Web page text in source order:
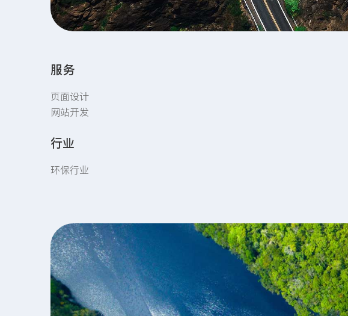
服务
页面设计
网站开发
行业
环保行业